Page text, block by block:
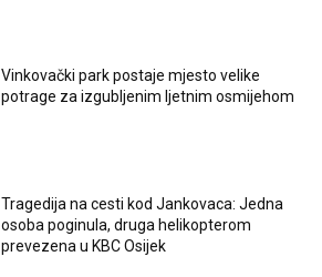
Vinkovački park postaje mjesto velike
potrage za izgubljenim ljetnim osmijehom
Tragedija na cesti kod Jankovaca: Jedna
osoba poginula, druga helikopterom
prevezena u KBC Osijek